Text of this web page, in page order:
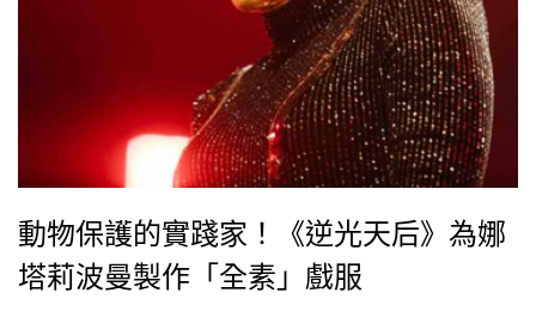
動物保護的實踐家！《逆光天后》為娜
塔莉波曼製作「全素」戲服